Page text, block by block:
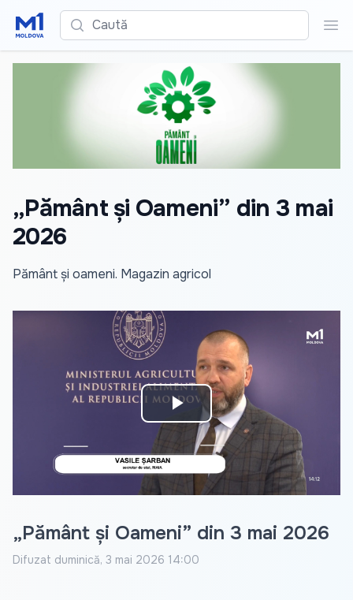
Caută
„Pământ și Oameni” din 3 mai
2026
Pământ și oameni. Magazin agricol
Play
Video
„Pământ și Oameni” din 3 mai 2026
Difuzat duminică, 3 mai 2026 14:00